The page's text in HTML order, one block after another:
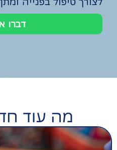
דברו
מה עוד